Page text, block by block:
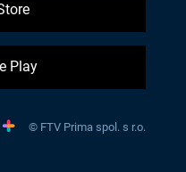
Play
© FTV Prima spol. s r.o.